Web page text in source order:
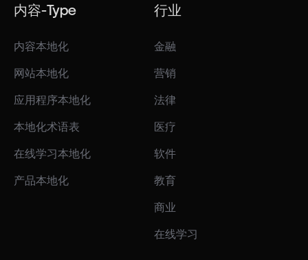
内容-Type
内容本地化
网站本地化
应用程序本地化
本地化术语表
在线学习本地化
产品本地化
行业
金融
营销
法律
医疗
软件
教育
商业
在线学习